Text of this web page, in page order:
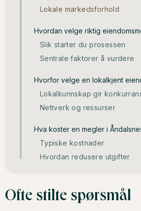
Lokale markedsforhold
Hvordan velge riktig
Slik starter du prosessen
Sentrale faktorer å vurdere
Hvorfor velge en lokalkjent
Lokalkunnskap gir
Nettverk og ressurser
Hva koster en megler i
Typiske kostnader
Hvordan redusere utgifter
Ofte stilte spørsmål